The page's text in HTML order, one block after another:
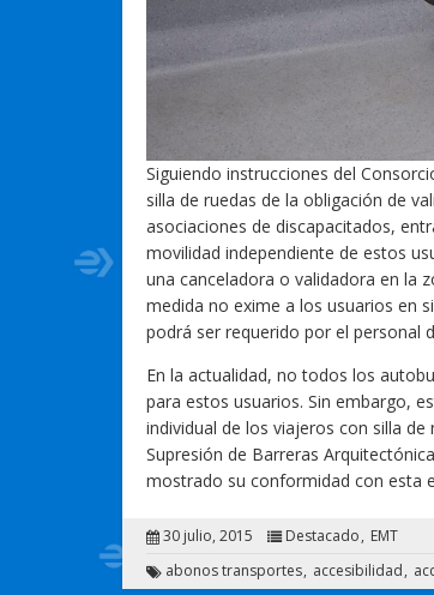
Siguiendo instrucciones del
silla de ruedas de la obligación de
asociaciones de discapacitados,
movilidad independiente de estos
una canceladora o validadora en la
medida no exime a los usuarios en
podrá ser requerido por el personal
En la actualidad, no todos los
para estos usuarios. Sin embargo,
individual de los viajeros con silla
Supresión de Barreras
mostrado su conformidad con esta
30 julio, 2015 Destacado EMT
abonos transportes accesibilidad